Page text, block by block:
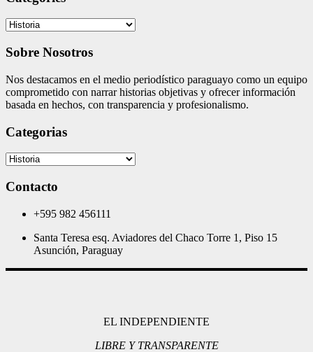
Categories
Sobre Nosotros
Nos destacamos en el medio periodístico paraguayo como un equipo
comprometido con narrar historias objetivas y ofrecer información
basada en hechos, con transparencia y profesionalismo.
Categorias
Categorias
Contacto
+595 982 456111
Santa Teresa esq. Aviadores del Chaco Torre 1, Piso 15
Asunción, Paraguay
EL INDEPENDIENTE
LIBRE Y TRANSPARENTE